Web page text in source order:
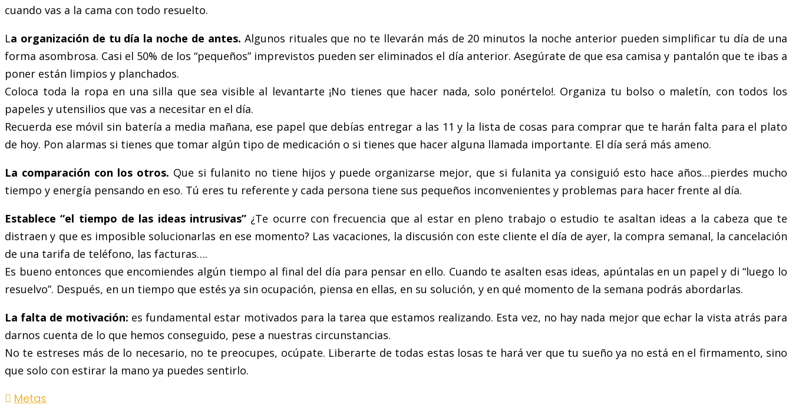
cuando vas a la cama con todo resuelto.
La organización de tu día la noche de antes. Algunos rituales que no te llevarán más de 20 minutos la noche anterior pueden simplificar tu día de una
forma asombrosa. Casi el 50% de los “pequeños” imprevistos pueden ser eliminados el día anterior. Asegúrate de que esa camisa y pantalón que te ibas a
poner están limpios y planchados.
Coloca toda la ropa en una silla que sea visible al levantarte ¡No tienes que hacer nada, solo ponértelo!. Organiza tu bolso o maletín, con todos los
papeles y utensilios que vas a necesitar en el día.
Recuerda ese móvil sin batería a media mañana, ese papel que debías entregar a las 11 y la lista de cosas para comprar que te harán falta para el plato
de hoy. Pon alarmas si tienes que tomar algún tipo de medicación o si tienes que hacer alguna llamada importante. El día será más ameno.
La comparación con los otros. Que si fulanito no tiene hijos y puede organizarse mejor, que si fulanita ya consiguió esto hace años…pierdes mucho
tiempo y energía pensando en eso. Tú eres tu referente y cada persona tiene sus pequeños inconvenientes y problemas para hacer frente al día.
Establece “el tiempo de las ideas intrusivas” ¿Te ocurre con frecuencia que al estar en pleno trabajo o estudio te asaltan ideas a la cabeza que te
distraen y que es imposible solucionarlas en ese momento? Las vacaciones, la discusión con este cliente el día de ayer, la compra semanal, la cancelación
de una tarifa de teléfono, las facturas….
Es bueno entonces que encomiendes algún tiempo al final del día para pensar en ello. Cuando te asalten esas ideas, apúntalas en un papel y di “luego lo
resuelvo”. Después, en un tiempo que estés ya sin ocupación, piensa en ellas, en su solución, y en qué momento de la semana podrás abordarlas.
La falta de motivación: es fundamental estar motivados para la tarea que estamos realizando. Esta vez, no hay nada mejor que echar la vista atrás para
darnos cuenta de lo que hemos conseguido, pese a nuestras circunstancias.
No te estreses más de lo necesario, no te preocupes, ocúpate. Liberarte de todas estas losas te hará ver que tu sueño ya no está en el firmamento, sino
que solo con estirar la mano ya puedes sentirlo.
Metas